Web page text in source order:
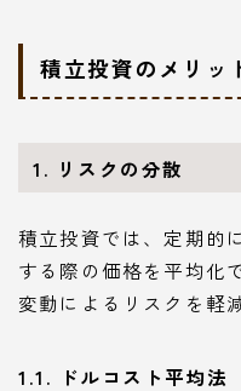
積立投資のメリッ
1. リスクの分散
積立投資では、定期的
する際の価格を平均化
変動によるリスクを軽
1.1. ドルコスト平均法